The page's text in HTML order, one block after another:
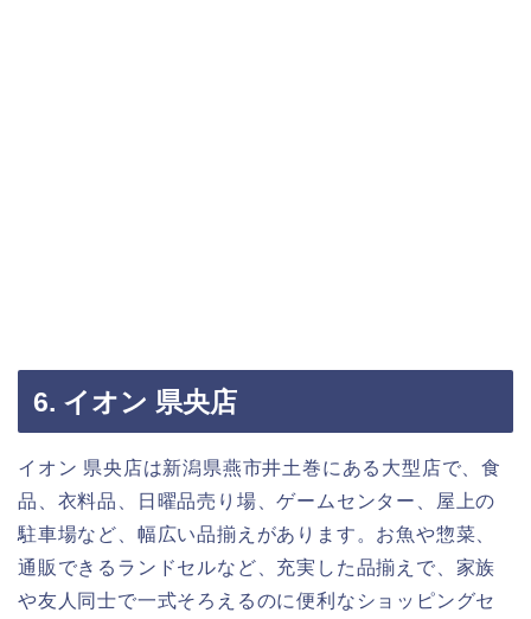
6. イオン 県央店
イオン 県央店は新潟県燕市井土巻にある大型店で、食
品、衣料品、日曜品売り場、ゲームセンター、屋上の
駐車場など、幅広い品揃えがあります。お魚や惣菜、
通販できるランドセルなど、充実した品揃えで、家族
や友人同士で一式そろえるのに便利なショッピングセ